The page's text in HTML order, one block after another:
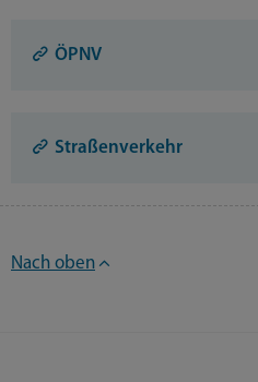
ÖPNV
Straßenverkehr
Nach oben